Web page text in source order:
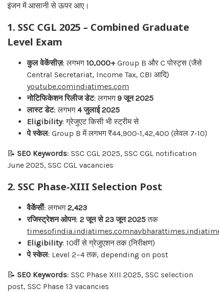
इंजन में आसानी से ऊपर आए।
1. SSC CGL 2025 – Combined Graduate
Level Exam
कुल वेकेंसीज़: लगभग 10,000+ Group B और C पोस्ट्स (जैसे
Central Secretariat, Income Tax, CBI आदि)
youtube.comindiatimes.com
नोटिफिकेशन रिलीज डेट: लगभग9 जून 2025
लास्ट डेट: लगभग4 जुलाई 2025
Eligibility: ग्रेजुएट किसी भी स्ट्रीम से
पे स्केल: Group B में लगभग ₹44,900‑1,42,400 (लेवल 7‑10)
📝 SEO Keywords: SSC CGL 2025, SSC CGL notification
June 2025, SSC CGL vacancies
2. SSC Phase‑XIII Selection Post
वैकेंसीें: लगभग2,423
रजिस्ट्रेशन ओपन: 2 जून से 23 जून 2025तक
timesofindia.indiatimes.com
Eligibility: 10वीं से ग्रेजुएशन तक (निरीक्षण)
पे स्केल: Level 2–4 तक, depending on post
📝 SEO Keywords: SSC Phase XIII 2025, SSC selection
post, SSC Phase 13 vacancies